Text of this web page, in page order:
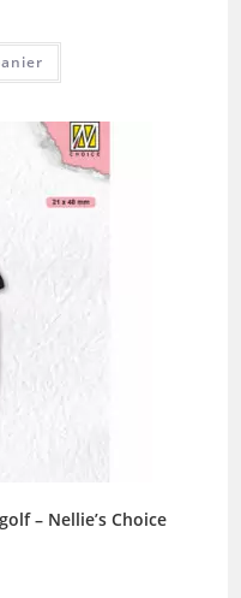
– Nellie’s Choice